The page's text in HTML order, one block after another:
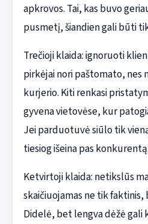
apkrovos. Tai, kas buvo
pusmetį, šiandien gali būti
Trečioji klaida: ignoruoti
pirkėjai nori paštomato, nes
kurjerio. Kiti renkasi
gyvena vietovėse, kur
Jei parduotuvė siūlo tik
tiesiog išeina pas konkurentą.
Ketvirtoji klaida: netikslūs
skaičiuojamas ne tik faktinis,
Didelė, bet lengva dėžė gali